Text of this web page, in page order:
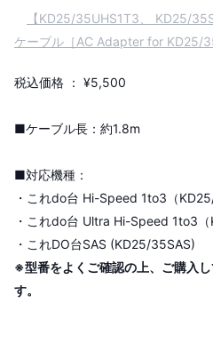
【KD25/35UHS1T3、 KD25/
ケーブル［AC Adapter for KD25/
税込価格 ： ¥5,500
■ケーブル長：約1.8m
■対応機種：
・これdo台 Hi-Speed 1to3（
・これdo台 Ultra Hi-Speed 1to3（
・これDO台SAS (KD25/35SAS)
※型番をよくご確認の上、ご購入
す。